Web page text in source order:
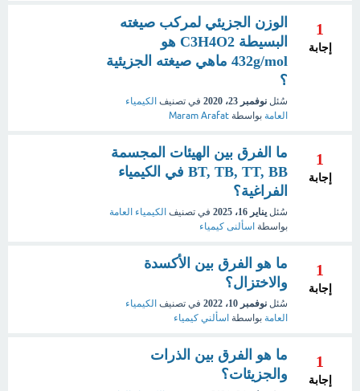
1
إجابة
الوزن الجزيئي لمركب صيغته
البسيطة C3H4O2 هو
432g/mol ماهي صيغته الجزيئية
؟
سُئل نوفمبر 23، 2020 في تصنيف الكيمياء
العامة بواسطة Maram Arafat
1
إجابة
ما الفرق بين الهيئات المجسمة
BT, TB, TT, BB في الكيمياء
الفراغية؟
سُئل يناير 16، 2025 في تصنيف الكيمياء العامة
بواسطة اسألنى كيمياء
1
إجابة
ما هو الفرق بين الأكسدة
والاختزال؟
سُئل نوفمبر 10، 2022 في تصنيف الكيمياء
العامة بواسطة اسألني كيمياء
1
إجابة
ما هو الفرق بين الذرات
والجزيئات؟